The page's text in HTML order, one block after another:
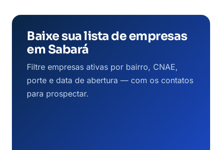
Baixe sua lista de empresas
em Sabará
Filtre empresas ativas por bairro, CNAE,
porte e data de abertura — com os contatos
para prospectar.